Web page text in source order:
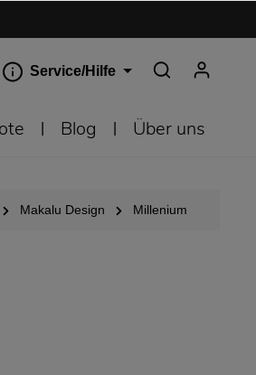
Service/Hilfe
Blog Über uns
Makalu Design Millenium